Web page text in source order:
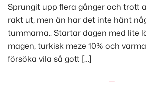
Sprungit upp flera gånger och trott
rakt ut, men än har det inte hänt
tummarna.. Startar dagen med lite
magen, turkisk meze 10% och
försöka vila så gott […]